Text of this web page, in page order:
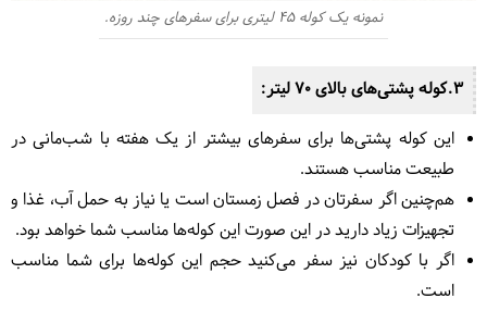
نمونه یک کوله 45 لیتری برای سفرهای چند روزه.
3.کوله پشتی‌های بالای 70 لیتر:
این کوله پشتی‌ها برای سفرهای بیشتر از یک هفته با شب‌مانی در
طبیعت مناسب هستند.
هم‌چنین اگر سفرتان در فصل زمستان است یا نیاز به حمل آب، غذا و
تجهیزات زیاد دارید در این صورت این کوله‌ها مناسب شما خواهد بود.
اگر با کودکان نیز سفر می‌کنید حجم این کوله‌ها برای شما مناسب
است.